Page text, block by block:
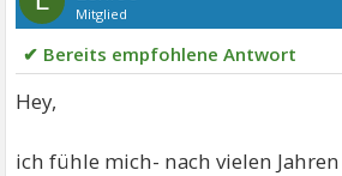
Mitglied
✔ Bereits empfohlene Antwort
Hey,
ich fühle mich- nach vielen